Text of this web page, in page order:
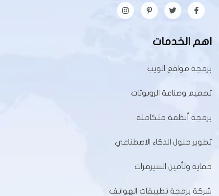
اهم الخدمات
برمجة مواقع الويب
تصميم وصناعة الروبوتات
برمجة أنظمة متكاملة
تطوير حلول الذكاء الاصطناعي
حماية وتأمين السيرفرات
شركة برمجة تطبيقات الهواتف